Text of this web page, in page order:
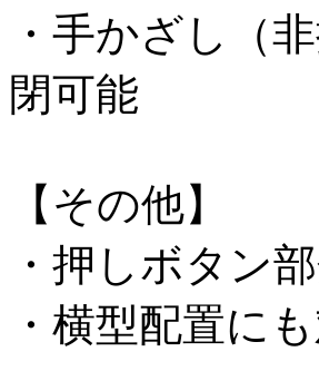
・手かざし（
閉可能
【その他】
・押しボタン
・横型配置に